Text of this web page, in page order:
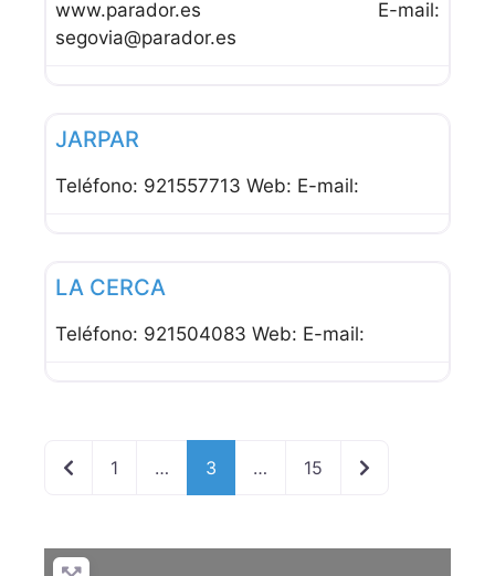
www.parador.es E-mail:
segovia@parador.es
JARPAR
Teléfono: 921557713 Web: E-mail:
LA CERCA
Teléfono: 921504083 Web: E-mail:
Entradas recientes
1 … 3 … 15 Entradas